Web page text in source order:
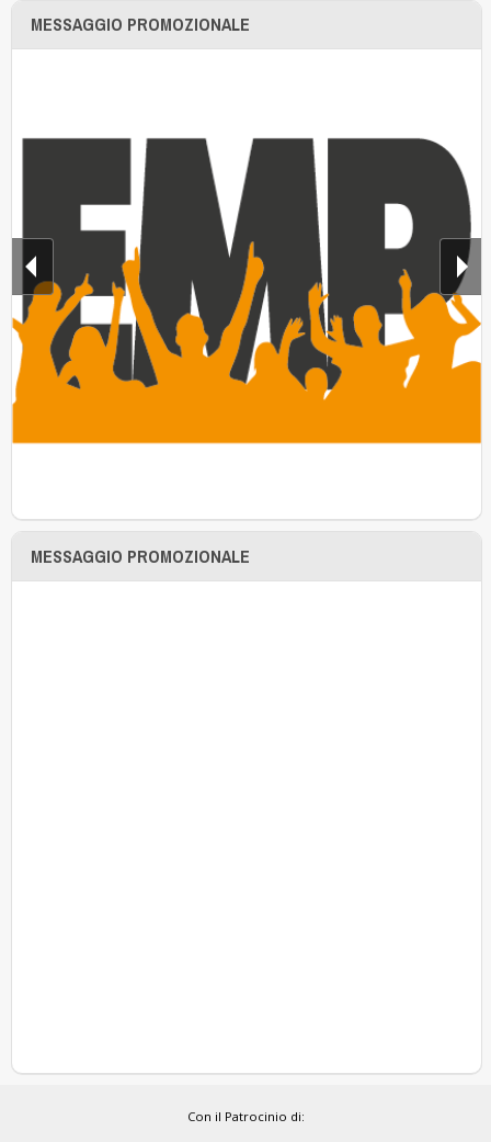
MESSAGGIO PROMOZIONALE
MESSAGGIO PROMOZIONALE
Con il Patrocinio di: